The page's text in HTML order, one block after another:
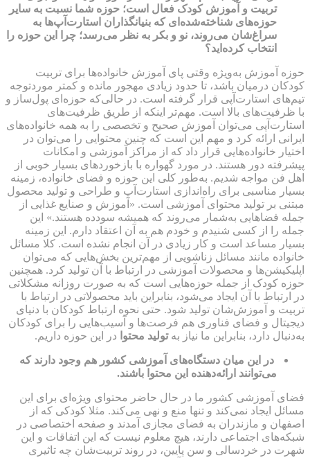
تربیت و آموزش کودک فعال است؛ حوزه‌ شما نسبت به سایر
حوزه‌های شناخته‌شده‌ای که بنیانگذاران استارت‌آپ‌ها به
سراغ‌شان می‌روند، نو و بکر به نظر می‌رسد؛ چرا این حوزه را
انتخاب کرده‌اید؟
حوزه آموزش به‌ویژه وقتی پای آموزش خانواده‌ها برای تربیت
کودکان درمیان باشد، تا حدود زیادی مهجور مانده و کمتر موردتوجه
تیم‌های استارت‌آپی قرار گرفته است. در حالی‌که حوزه‌ای پول‌ساز و
با ظرفیت‌های بالا است. مهم‌تر اینکه از طریق ظرفیت‌های
استارت‌آپی می‌توان آموزش صحیح و تخصصی را به همه خانواده‌های
ایرانی ارائه کرد و مهم این است که چنین محتوایی را می‌توان در
اختیار خانواده‌هایی قرار داد که از مراکز آموزشی و امکانات
پیشرفته دور هستند. در مورد گهواره با بازخوردهای بسیار خوبی از
اهل فن مواجه شدیم. به‌طور کلی این حوزه و فضای خانواده، زمینه
بسیار مناسبی برای راه‌اندازی استارت‌آپ و طراحی و تولید محصول
مبتنی بر تولید محتوای آموزشی است. «آموزش و صنایع غذایی از
جمله فضاهایی به‌شمار می‌روند که همیشه سودده‌ هستند.» این
جمله را از کسی شنیدم و خودم هم به آن اعتقاد دارم. این زمینه
بسیار مساعد است و کار زیادی در آن انجام نشده است. کلا مسائل
خانواده مانند مسائل زناشویی از مهم‌ترین بخش‌هایی که می‌توان
اپلیکیشن‌ها و محصولات آموزشی در ارتباط با آن تولید کرد. همچنین
حوزه کودک از جمله‌ حوزه‌هایی است که به صورت روزانه مشکلاتی
در ارتباط با آن ایجاد می‌شود، بنابراین باید محصولاتی در ارتباط با
تربیت و آموزش‌شان تولید شود. حتی نحوه ارتباط کودکان با دنیای
دیجیتال و فضای فناوری هم فرصت‌ها و آسیب‌هایی را برای کودکان
به‌دنبال دارد، بنابراین ما نیاز به تولید محتوا در این حوزه داریم.
در این میان دستگاه‌های آموزشی کشور هم وجود دارند که
می‌توانند ارائه‌دهنده این محتوا باشند.
فضای آموزشی کشور ما در حال حاضر محتوای ویژه‌ای برای این
مسائل ایجاد نمی‌کند و تنها منع و نهی می‌کند. مثلا کودکی که از
اصفهان و مازندران به فضای مجازی آمدند و صفحه اختصاصی در
شبکه‌های اجتماعی دارند، هیچ معلوم نیست که این اتفاقات و این
شهرت در خردسالی و سن پایین، در روند تربیت‌شان چه تاثیری